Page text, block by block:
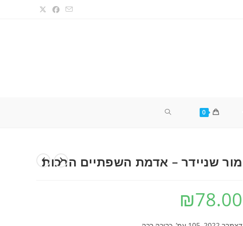
0
TOGGLE
מור שניידר – אדמת השפתיים הרכות
₪78.00